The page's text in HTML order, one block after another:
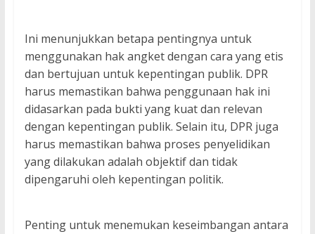
Ini menunjukkan betapa pentingnya untuk
menggunakan hak angket dengan cara yang etis
dan bertujuan untuk kepentingan publik. DPR
harus memastikan bahwa penggunaan hak ini
didasarkan pada bukti yang kuat dan relevan
dengan kepentingan publik. Selain itu, DPR juga
harus memastikan bahwa proses penyelidikan
yang dilakukan adalah objektif dan tidak
dipengaruhi oleh kepentingan politik.
Penting untuk menemukan keseimbangan antara